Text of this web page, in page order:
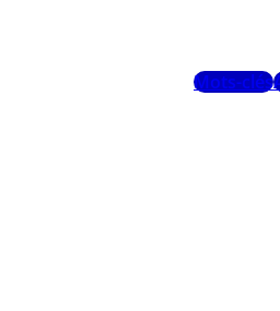
Mots-clés